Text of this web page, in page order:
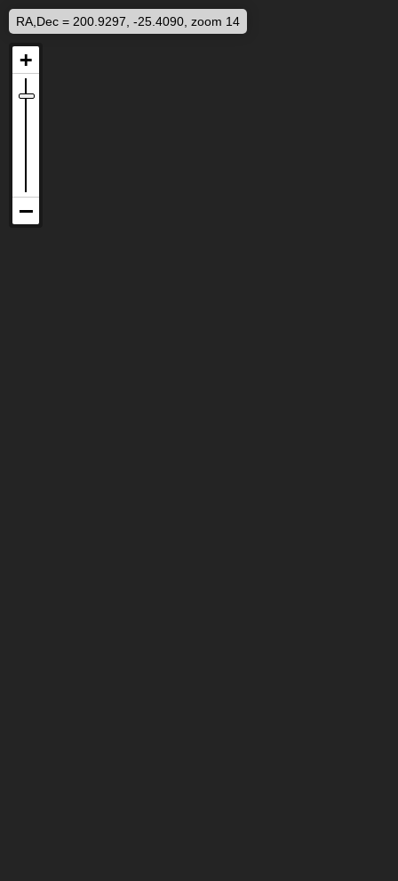
RA,Dec = 200.9297, -25.4090, zoom 14